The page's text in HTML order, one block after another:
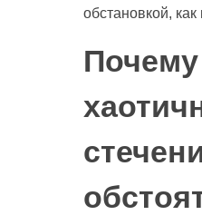
обстановкой, как
Почему